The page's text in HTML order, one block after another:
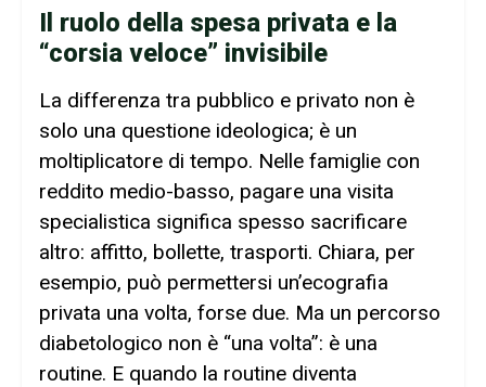
Il ruolo della spesa privata e la
“corsia veloce” invisibile
La differenza tra pubblico e privato non è
solo una questione ideologica; è un
moltiplicatore di tempo. Nelle famiglie con
reddito medio-basso, pagare una visita
specialistica significa spesso sacrificare
altro: affitto, bollette, trasporti. Chiara, per
esempio, può permettersi un’ecografia
privata una volta, forse due. Ma un percorso
diabetologico non è “una volta”: è una
routine. E quando la routine diventa